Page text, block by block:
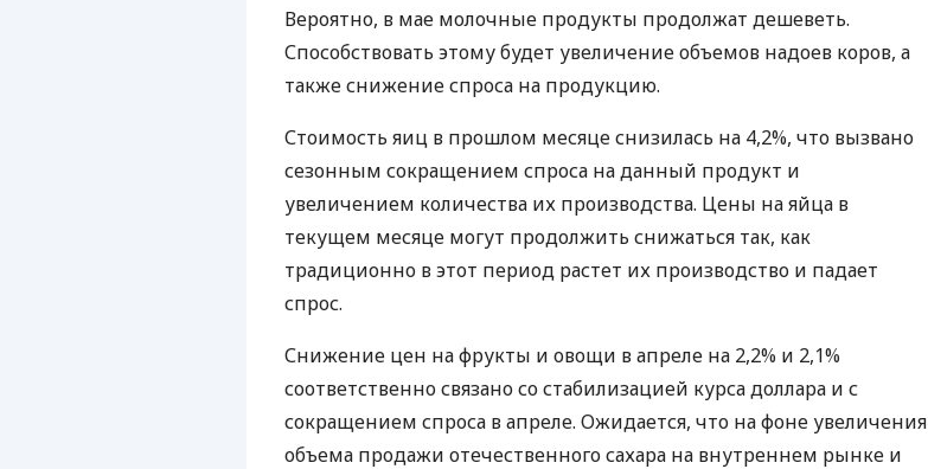
Вероятно, в мае молочные продукты продолжат дешеветь.
Способствовать этому будет увеличение объемов надоев коров, а
также снижение спроса на продукцию.
Стоимость яиц в прошлом месяце снизилась на 4,2%, что вызвано
сезонным сокращением спроса на данный продукт и
увеличением количества их производства. Цены на яйца в
текущем месяце могут продолжить снижаться так, как
традиционно в этот период растет их производство и падает
спрос.
Снижение цен на фрукты и овощи в апреле на 2,2% и 2,1%
соответственно связано со стабилизацией курса доллара и с
сокращением спроса в апреле. Ожидается, что на фоне увеличения
объема продажи отечественного сахара на внутреннем рынке и